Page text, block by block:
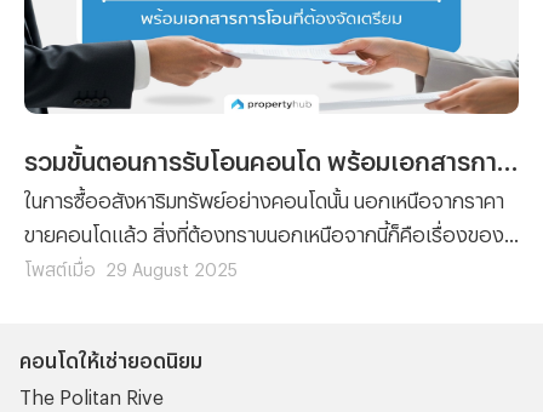
ในการซื้ออสังหาริมทรัพย์อย่างคอนโดนั้น นอกเหนือจากราคา
ขายคอนโดแล้ว สิ่งที่ต้องทราบนอกเหนือจากนี้ก็คือเรื่องของ
ขั้นตอนต่างๆ ที่ผู้ซื้อทุกรายจะต้องทำความเข้าใจ เพราะไม่ว่าจะ
คอนโด คือเรื่องที่จะสร้างความปวดหัวไม่น้อยสำหรับใครที่ไม่
เคยทำความเข้าใจมาก่อน
โพสต์เมื่อ 29 August 2025
คอนโดให้เช่ายอดนิยม
The Politan Rive